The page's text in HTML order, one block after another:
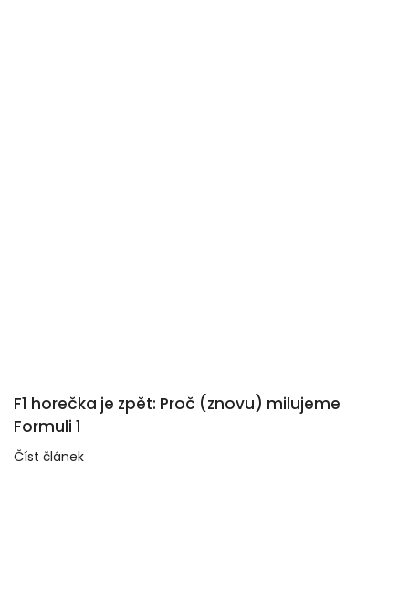
F1 horečka je zpět: Proč (znovu) milujeme
Formuli 1
Číst článek